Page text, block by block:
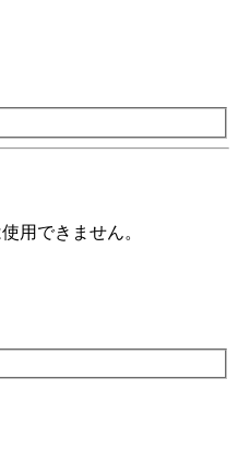
用できません。